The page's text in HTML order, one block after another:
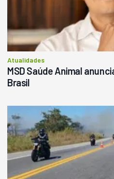
Atualidades
MSD Saúde Animal
Brasil